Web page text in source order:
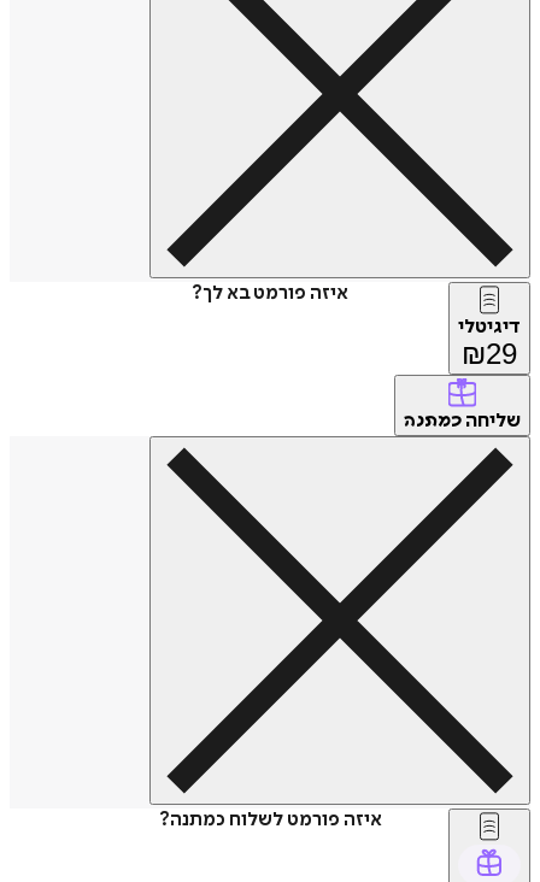
איזה פורמט בא לך?
דיגיטלי
₪29
שליחה כמתנה
איזה פורמט לשלוח כמתנה?